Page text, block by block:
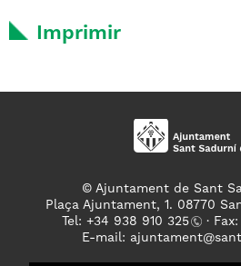
Imprimir
© Ajuntament de Sant
Plaça Ajuntament, 1. 08770
Tel: +34 938 910 325
·
E-mail: ajuntament